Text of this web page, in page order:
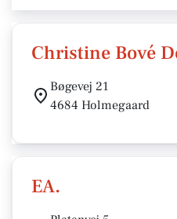
Christine Bové
Bøgevej 21
4684 Holmegaard
EA.